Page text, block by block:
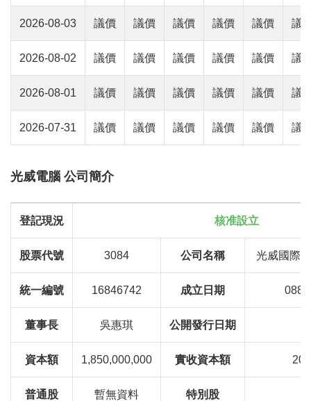
2026-08-03 議價 議價 議價 議價 議價 議
2026-08-02 議價 議價 議價 議價 議價 議
2026-08-01 議價 議價 議價 議價 議價 議
2026-07-31 議價 議價 議價 議價 議價 議
光威電腦 公司簡介
登記現況 核准設立
股票代號 3084 公司名稱 光威國際
統一編號 16846742 成立日期 088
董事長 吳惠琪 公開發行日期
資本額 1,850,000,000 實收資本額
普通股 暫無資料 特別股